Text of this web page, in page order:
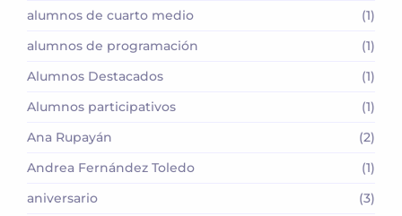
alumnos de cuarto medio
(1)
alumnos de programación
(1)
Alumnos Destacados
(1)
Alumnos participativos
(1)
Ana Rupayán
(2)
Andrea Fernández Toledo
(1)
aniversario
(3)